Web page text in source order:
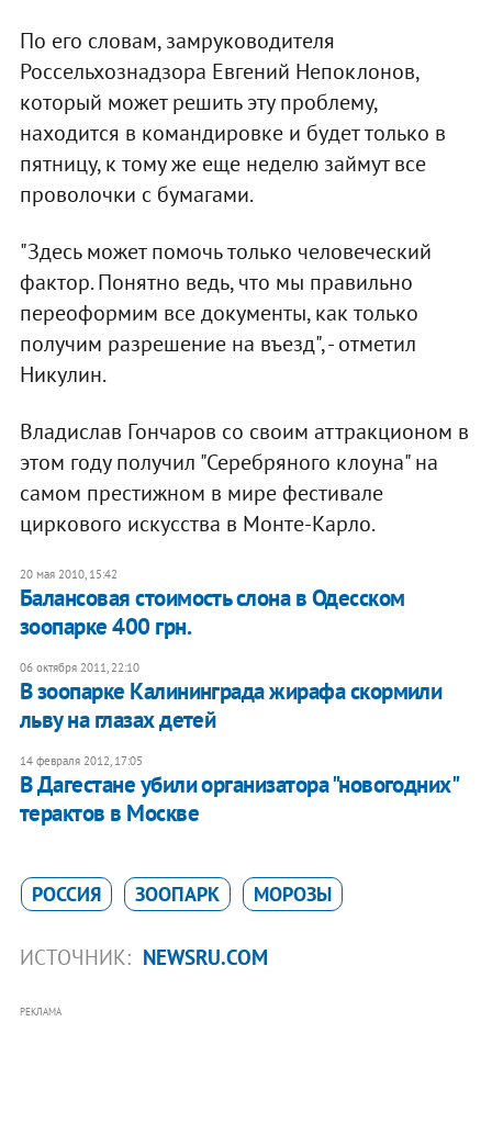
По его словам, замруководителя
Россельхознадзора Евгений Непоклонов,
который может решить эту проблему,
находится в командировке и будет только в
пятницу, к тому же еще неделю займут все
проволочки с бумагами.
"Здесь может помочь только человеческий
фактор. Понятно ведь, что мы правильно
переоформим все документы, как только
получим разрешение на въезд", - отметил
Никулин.
Владислав Гончаров со своим аттракционом в
этом году получил "Серебряного клоуна" на
самом престижном в мире фестивале
циркового искусства в Монте-Карло.
20 мая 2010, 15:42
Балансовая стоимость слона в Одесском
зоопарке 400 грн.
06 октября 2011, 22:10
В зоопарке Калининграда жирафа скормили
льву на глазах детей
14 февраля 2012, 17:05
В Дагестане убили организатора "новогодних"
терактов в Москве
РОССИЯ ЗООПАРК МОРОЗЫ
ИСТОЧНИК: NEWSRU.COM
РЕКЛАМА